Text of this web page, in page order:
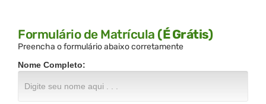
Formulário de Matrícula (É Grátis)
Preencha o formulário abaixo corretamente
Nome Completo: